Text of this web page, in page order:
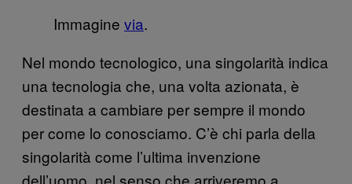
Immagine via.
Nel mondo tecnologico, una singolarità indica
una tecnologia che, una volta azionata, è
destinata a cambiare per sempre il mondo
per come lo conosciamo. C’è chi parla della
singolarità come l’ultima invenzione
dell’uomo, nel senso che arriveremo a